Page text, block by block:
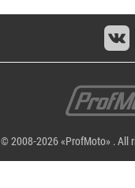
© 2008-2026 «ProfMoto» . All